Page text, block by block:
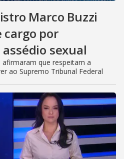
Marco Buzzi
cargo por
sexual
que respeitam a
ao Supremo Tribunal Federal